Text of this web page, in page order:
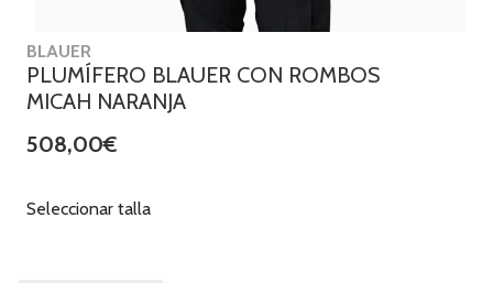
BLAUER
PLUMÍFERO BLAUER CON ROMBOS
MICAH NARANJA
508,00€
Seleccionar talla